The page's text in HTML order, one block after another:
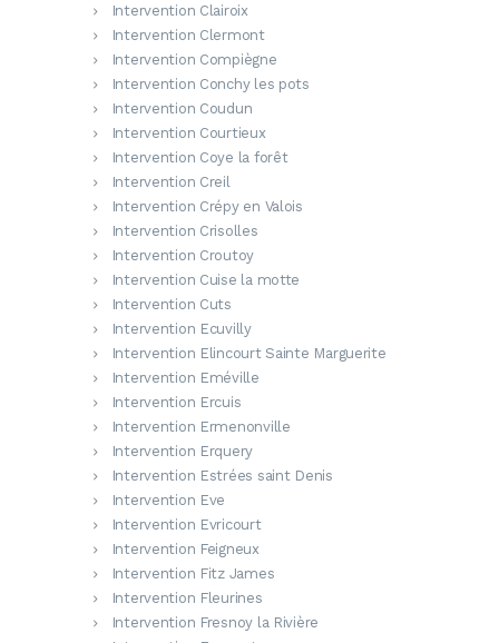
Intervention Clairoix
Intervention Clermont
Intervention Compiègne
Intervention Conchy les pots
Intervention Coudun
Intervention Courtieux
Intervention Coye la forêt
Intervention Creil
Intervention Crépy en Valois
Intervention Crisolles
Intervention Croutoy
Intervention Cuise la motte
Intervention Cuts
Intervention Ecuvilly
Intervention Elincourt Sainte Marguerite
Intervention Eméville
Intervention Ercuis
Intervention Ermenonville
Intervention Erquery
Intervention Estrées saint Denis
Intervention Eve
Intervention Evricourt
Intervention Feigneux
Intervention Fitz James
Intervention Fleurines
Intervention Fresnoy la Rivière